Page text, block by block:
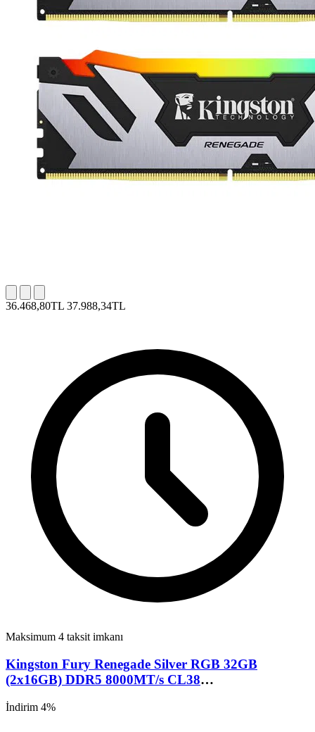
36.468,80TL 37.988,34TL
Maksimum 4 taksit imkanı
Kingston Fury Renegade Silver RGB 32GB
(2x16GB) DDR5 8000MT/s CL38
İndirim 4%